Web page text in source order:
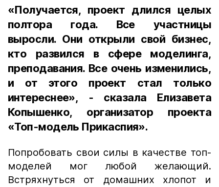
«Получается, проект длился целых
полтора года. Все участницы
выросли. Они открыли свой бизнес,
кто развился в сфере моделинга,
преподавания. Все очень изменились,
и от этого проект стал только
интереснее», - сказала Елизавета
Копышенко, организатор проекта
«Топ-модель Прикаспия».
Попробовать свои силы в качестве топ-
моделей мог любой желающий.
Встряхнуться от домашних хлопот и